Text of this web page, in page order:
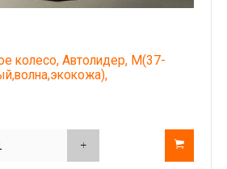
колесо, Автолидер, М(37-